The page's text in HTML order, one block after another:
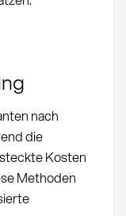
nach
die
Kosten
Methoden